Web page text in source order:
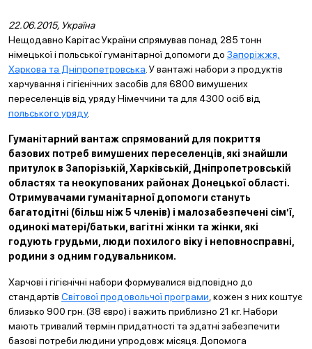
22.06.2015, Україна
Нещодавно Карітас України спрямував понад 285 тонн
німецької і польської гуманітарної допомоги до Запоріжжя,
Харкова та Дніпропетровська . У вантажі набори з продуктів
харчування і гігієнічних засобів для 6800 вимушених
переселенців від уряду Німеччини та для 4300 осіб від
польського уряду.
Гуманітарний вантаж спрямований для покриття
базових потреб вимушених переселенців, які знайшли
притулок в Запорізькій, Харківській, Дніпропетровській
областях та неокупованих районах Донецької області.
Отримувачами гуманітарної допомоги стануть
багатодітні (більш ніж 5 членів) і малозабезпечені сім’ї,
одинокі матері/батьки, вагітні жінки та жінки, які
годують грудьми, люди похилого віку і неповносправні,
родини з одним годувальником.
Харчові і гігієнічні набори формувалися відповідно до
стандартів Світової продовольчої програми , кожен з них коштує
близько 900 грн. (38 євро) і важить приблизно 21 кг. Набори
мають тривалий термін придатності та здатні забезпечити
базові потреби людини упродовж місяця. Допомога